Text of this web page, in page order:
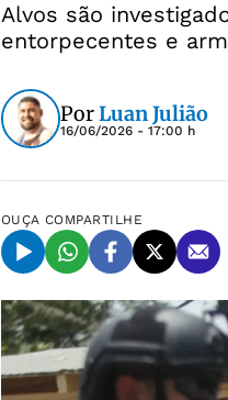
Alvos são
entorpecentes e
PorLuan Julião
16/06/2026 - 17:00 h
OUÇA COMPARTILHE